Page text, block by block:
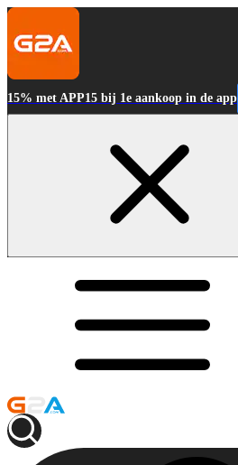
15% met APP15 bij 1e aankoop in de app